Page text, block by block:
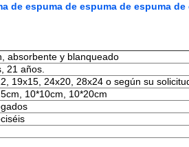
de espuma de espuma de espuma
absorbente y blanqueado
21 años.
19x15, 24x20, 28x24 o según su
10*10cm, 10*20cm